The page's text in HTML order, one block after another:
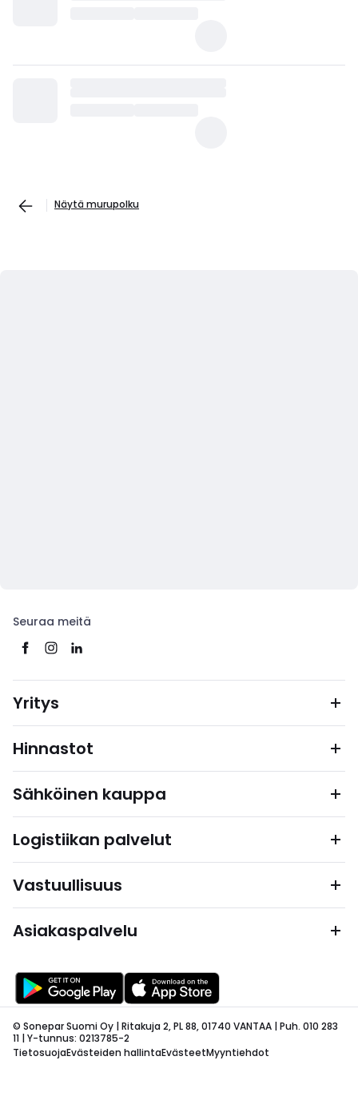
Näytä murupolku
Seuraa meitä
Yritys
Hinnastot
Sähköinen kauppa
Logistiikan palvelut
Vastuullisuus
Asiakaspalvelu
© Sonepar Suomi Oy | Ritakuja 2, PL 88, 01740 VANTAA | Puh. 010 283
11 | Y-tunnus: 0213785-2
TietosuojaEvästeiden hallintaEvästeetMyyntiehdot